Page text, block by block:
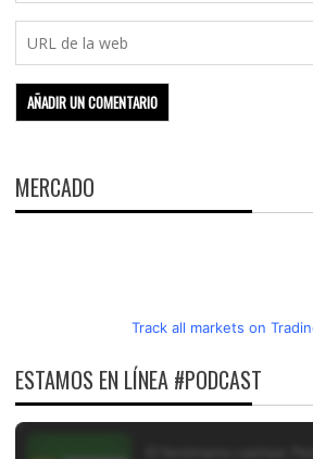
MERCADO
Track all markets on
ESTAMOS EN LÍNEA #PODCAST